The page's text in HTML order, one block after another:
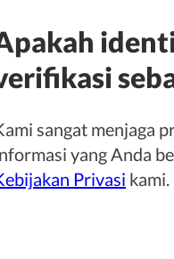
sangat menjaga
yang Anda
Privasi kami.